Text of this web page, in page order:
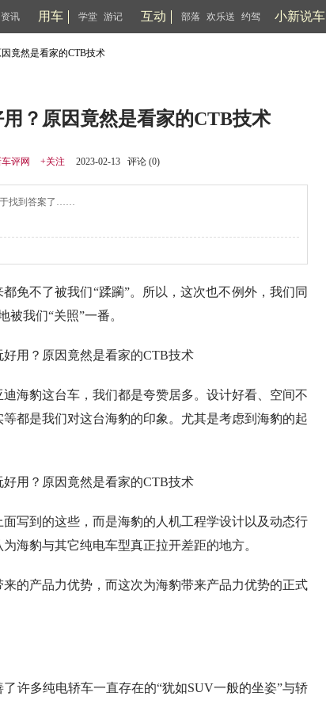
资讯 用车 学堂 游记 互动 部落 欢乐送 约驾 小新说车
竟然是看家的CTB技术
？原因竟然是看家的CTB技术
评网 +关注 2023-02-13 评论 (0)
于找到答案了……
免不了被我们“蹂躏”。所以，这次也不例外，我们同
我们“关照”一番。
海豹这台车，我们都是夸赞居多。设计好看、空间不
都是我们对这台海豹的印象。尤其是考虑到海豹的起
写到的这些，而是海豹的人机工程学设计以及动态行
海豹与其它纯电车型真正拉开差距的地方。
的产品力优势，而这次为海豹带来产品力优势的正式
许多纯电轿车一直存在的“犹如SUV一般的坐姿”与轿